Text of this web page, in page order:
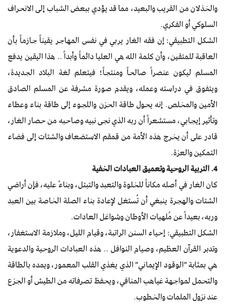
والخذلان من القريب والبعيد، مما قد يؤدي ببعض الشباب إلى الانحراف
السلوكي أو الفكري.
الشكل التطبيقي: إن فقه الغار يربي في نفس المهاجر يقيناً جازماً بأن
العاقبة للمتقين، وأن كلمة الله هي العليا دائماً وأبداً .. هذا اليقين يدفع
المسلم ليكون عنصراً صالحاً ومنتجاً؛ فيتعلم لغة البلاد الجديدة،
ويتفوق في دراسته وعمله، ويقدم صورة مشرفة عن المسلم الصادق
الأمين والمخلص. إنه يحول طاقة الحزن واللجوء إلى طاقة بناء وعطاء
وتأثير إيجابي، مستشعراً أن ربه الذي نجى نبيه وصاحبه من حصار الغار،
قادر على أن يخرج هذه الأمة من قمقم الاستضعاف والشتات إلى فضاء
التمكين والعزة.
4. التربية الروحية وتعميق العبادات الخفية
كان الغار في أصله مكاناً للخلوة والتعبد والتبتل، وبناءً عليه، فإن أراضي
الشتات والهجرة ينبغي أن تُستغل لإعادة بناء الصلة الخاصة بين العبد
وربه، بعيداً عن مُلهيات الأوطان وشواغل العادات.
الشكل التطبيقي: إحياء السنن الراتبة، وقيام الليل، وملازمة الاستغفار،
وتدبر القرآن العظيم، وصيام النوافل .. هذه العبادات الروحية والدعوية
هي بمثابة "الوقود الإيماني" الذي يغذي القلب المعمور، ويمده بالطاقة
والتحمل لمواجهة غياهب المنافي، ويحفظ تصرفاته من الطيش أو الجزع
عند نزول الملمات والخطوب.